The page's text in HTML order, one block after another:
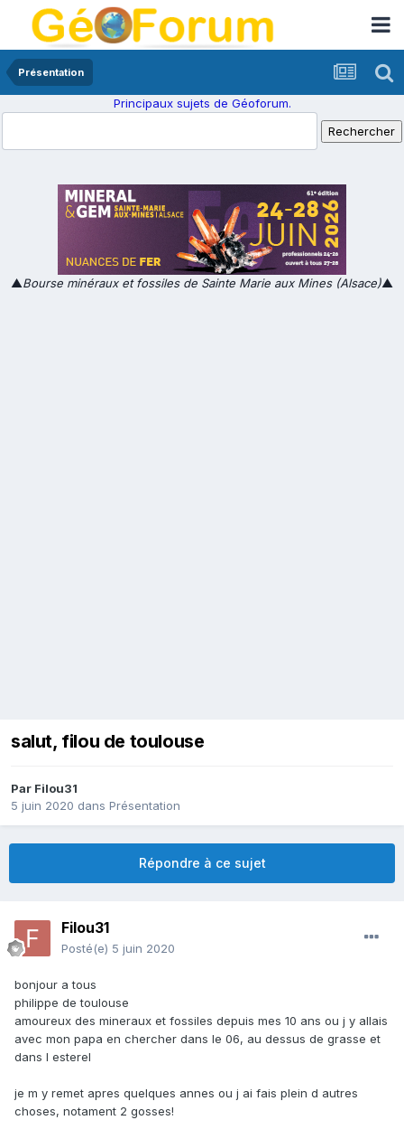
Présentation
Principaux sujets de Géoforum.
▲Bourse minéraux et fossiles de Sainte Marie aux Mines (Alsace)▲
salut, filou de toulouse
Par Filou31
5 juin 2020 dans Présentation
Répondre à ce sujet
Filou31
Posté(e) 5 juin 2020
bonjour a tous
philippe de toulouse
amoureux des mineraux et fossiles depuis mes 10 ans ou j y allais
avec mon papa en chercher dans le 06, au dessus de grasse et
dans l esterel
je m y remet apres quelques annes ou j ai fais plein d autres
choses, notament 2 gosses!